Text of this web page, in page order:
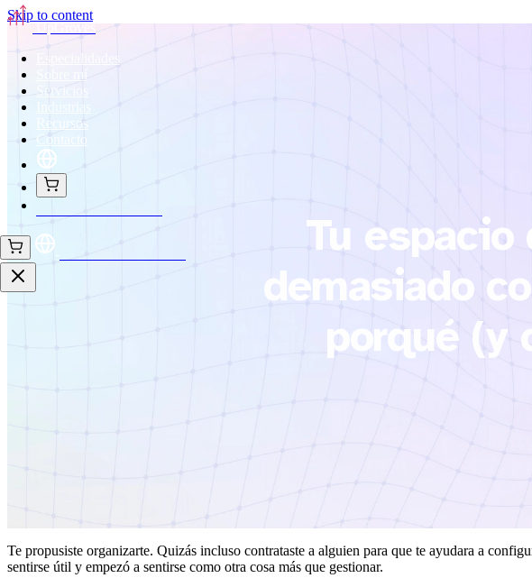
Skip to content
UpGroves
Sobre mí
Servicios
Industrias
Recursos
Contacto
Tu
demasiado
porqué (y
Te propusiste organizarte. Quizás incluso contrataste a alguien para que te ayudara a
sentirse útil y empezó a sentirse como otra cosa más que gestionar.